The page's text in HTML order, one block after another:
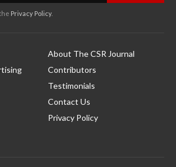
Privacy Policy.
About The CSR Journal
Contributors
Testimonials
Contact Us
Privacy Policy